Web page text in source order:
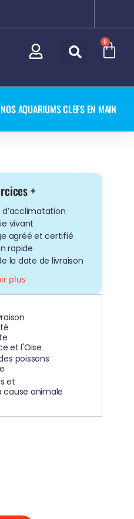
0
NOS AQUARIUMS CLEFS EN MAIN
+
vivant
agréé et certifié
rapide
la date de livraison
plus
et l'Oise
poissons
et
cause animale